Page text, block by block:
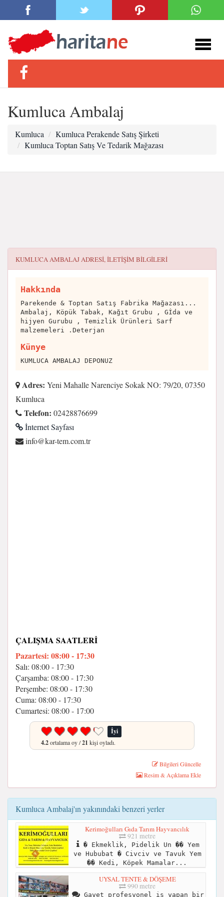
Kumluca Ambalaj
Kumluca
Kumluca Perakende Satış Şirketi
Kumluca Toptan Satış Ve Tedarik Mağazası
KUMLUCA AMBALAJADRESI, ILETIŞIM BILGILERI
Hakkında
Parekende & Toptan Satış Fabrika Mağazası...
Ambalaj, Köpük Tabak, Kağıt Grubu , Gİda ve
hijyen Gurubu , Temizlik Ürünleri Sarf
malzemeleri .Deterjan
Künye
KUMLUCA AMBALAJ DEPONUZ
Adres: Yeni Mahalle Narenciye Sokak NO: 79/20, 07350
Kumluca
Telefon: 02428876699
İnternet Sayfası
rt.moc.met-rak@ofni
ÇALIŞMA SAATLERI
Pazartesi: 08:00 - 17:30
Salı: 08:00 - 17:30
Çarşamba: 08:00 - 17:30
Perşembe: 08:00 - 17:30
Cuma: 08:00 - 17:30
Cumartesi: 08:00 - 17:00
İyi
4.2ortalama oy /21 kişi oyladı.
Bilgileri Güncelle
Resim & Açıklama Ekle
Kumluca Ambalaj'ın yakınındaki benzeri yerler
Kerimoğulları Gıda Tarım Hayvancılık
921 metre
� Ekmeklik, Pidelik Un �� Yem
ve Hububat � Civciv ve Tavuk Yem
�� Kedi, Köpek Mamalar...
UYSAL TENTE & DÖŞEME
990 metre
Gayet profesyonel iş yapan bir